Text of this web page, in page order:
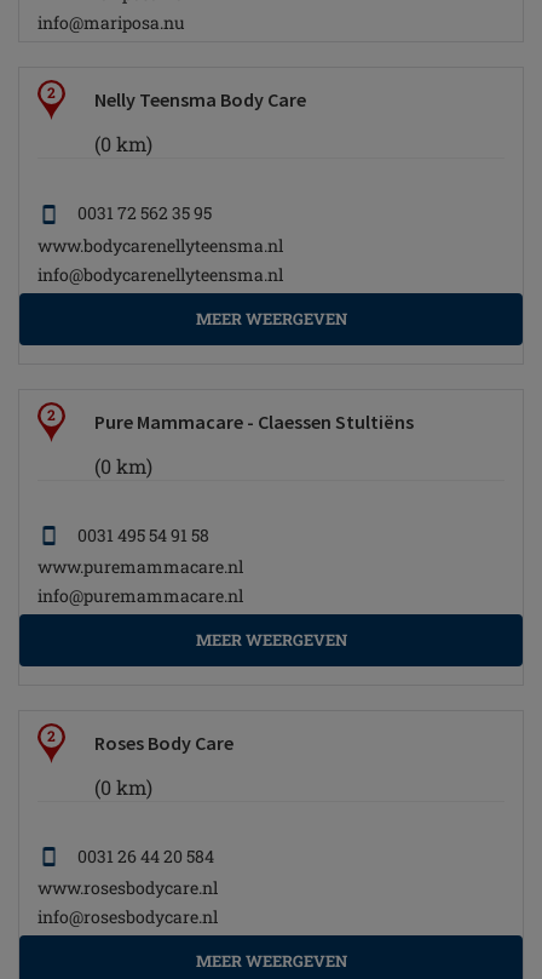
info@mariposa.nu
2 Nelly Teensma Body Care
(0 km)
0031 72 562 35 95
www.bodycarenellyteensma.nl
info@bodycarenellyteensma.nl
MEER WEERGEVEN
2 Pure Mammacare - Claessen Stultiëns
(0 km)
0031 495 54 91 58
www.puremammacare.nl
info@puremammacare.nl
MEER WEERGEVEN
2 Roses Body Care
(0 km)
0031 26 44 20 584
www.rosesbodycare.nl
info@rosesbodycare.nl
MEER WEERGEVEN